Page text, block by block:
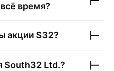
время?
акции S32?
South32 Ltd.?